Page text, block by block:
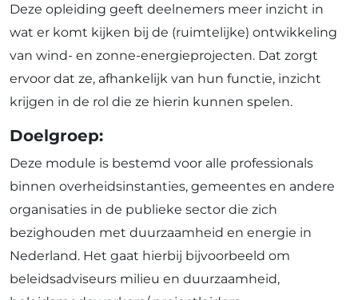
Deze opleiding geeft deelnemers meer inzicht in
wat er komt kijken bij de (ruimtelijke) ontwikkeling
van wind- en zonne-energieprojecten. Dat zorgt
ervoor dat ze, afhankelijk van hun functie, inzicht
krijgen in de rol die ze hierin kunnen spelen.
Doelgroep:
Deze module is bestemd voor alle professionals
binnen overheidsinstanties, gemeentes en andere
organisaties in de publieke sector die zich
bezighouden met duurzaamheid en energie in
Nederland. Het gaat hierbij bijvoorbeeld om
beleidsadviseurs milieu en duurzaamheid,